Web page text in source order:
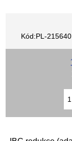
Kód:PL-215640